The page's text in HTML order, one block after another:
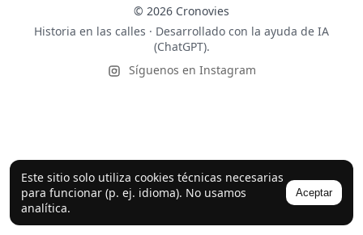
Este sitio solo utiliza cookies técnicas necesarias
para funcionar (p. ej. idioma). No usamos
analítica.
Aceptar
© 2026 Cronovies
Historia en las calles · Desarrollado con la ayuda de IA
(ChatGPT).
Síguenos en Instagram